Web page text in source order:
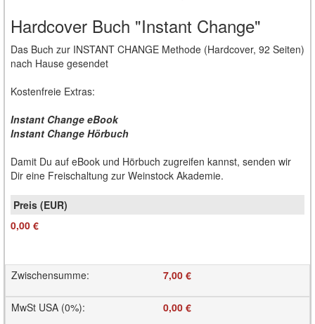
Hardcover Buch "Instant Change"
Das Buch zur INSTANT CHANGE Methode (Hardcover, 92 Seiten)
nach Hause gesendet
Kostenfreie Extras:
Instant Change eBook
Instant Change Hörbuch
Damit Du auf eBook und Hörbuch zugreifen kannst, senden wir
Dir eine Freischaltung zur Weinstock Akademie.
0,00 €
Zwischensumme: 7,00 €
MwSt USA (0%): 0,00 €